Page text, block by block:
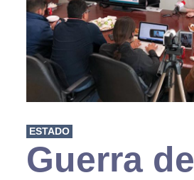
ESTADO
Guerra de